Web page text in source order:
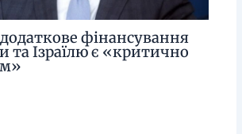
фінансування
та Ізраїлю є «критично